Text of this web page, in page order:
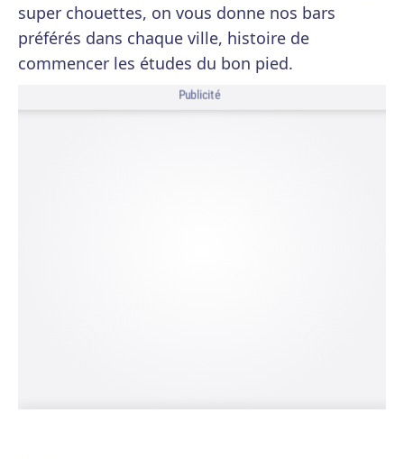
super chouettes, on vous donne nos bars
préférés dans chaque ville, histoire de
commencer les études du bon pied.
Publicité